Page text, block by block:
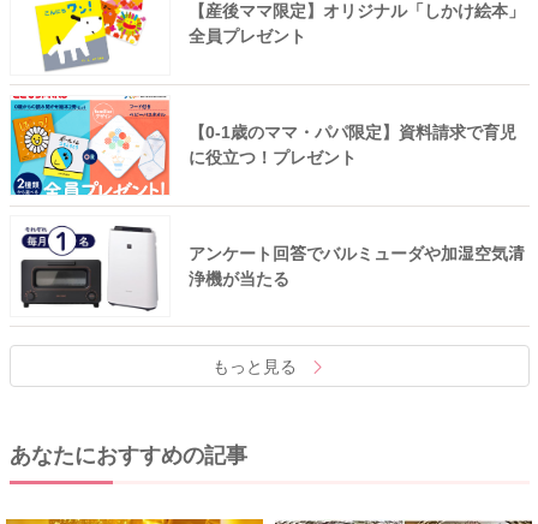
【産後ママ限定】オリジナル「しかけ絵本」
全員プレゼント
【0-1歳のママ・パパ限定】資料請求で育児
に役立つ！プレゼント
アンケート回答でバルミューダや加湿空気清
浄機が当たる
もっと見る
あなたにおすすめの記事